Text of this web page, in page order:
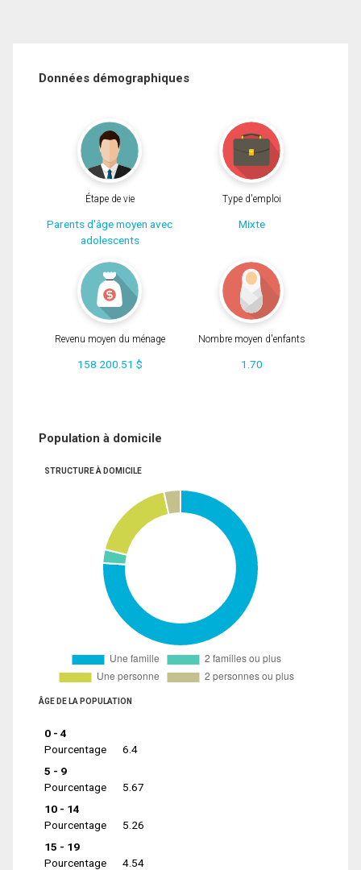
Données démographiques
Étape de vie
Parents d'âge moyen avec
adolescents
Type d'emploi
Mixte
Revenu moyen du ménage
158 200.51 $
Nombre moyen d'enfants
1.70
Population à domicile
STRUCTURE À DOMICILE
ÂGE DE LA POPULATION
0 - 4
Pourcentage
6.4
5 - 9
Pourcentage
5.67
10 - 14
Pourcentage
5.26
15 - 19
Pourcentage
4.54